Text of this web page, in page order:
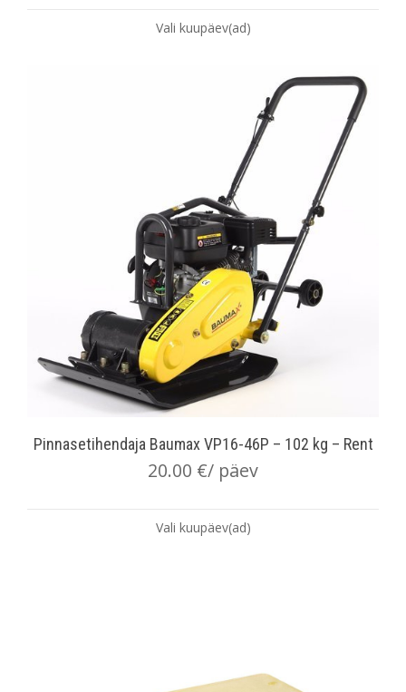
Vali kuupäev(ad)
Pinnasetihendaja Baumax VP16-46P – 102 kg – Rent
20.00 €/ päev
Vali kuupäev(ad)